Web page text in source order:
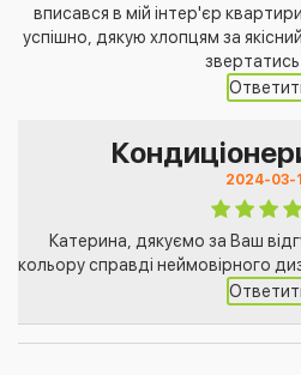
вписався в мій інтер'єр
успішно, дякую хлопцям за
2024-03-
Катерина, дякуємо за Ваш
кольору справді неймовірного